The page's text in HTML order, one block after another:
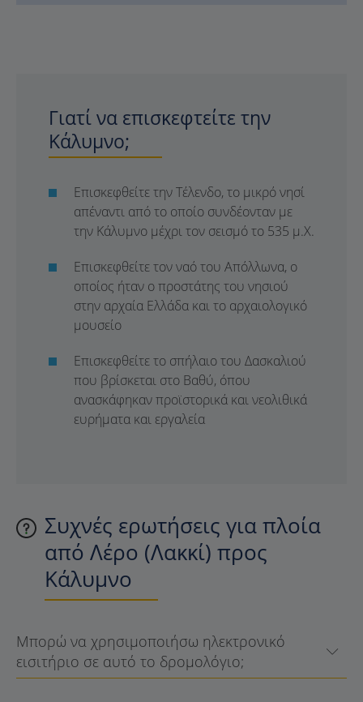
Γιατί να επισκεφτείτε την
Κάλυμνο;
Επισκεφθείτε την Τέλενδο, το μικρό νησί
απέναντι από το οποίο συνδέονταν με
την Κάλυμνο μέχρι τον σεισμό το 535 μ.Χ.
Επισκεφθείτε τον ναό του Απόλλωνα, ο
οποίος ήταν ο προστάτης του νησιού
στην αρχαία Ελλάδα και το αρχαιολογικό
μουσείο
Επισκεφθείτε το σπήλαιο του Δασκαλιού
που βρίσκεται στο Βαθύ, όπου
ανασκάφηκαν προϊστορικά και νεολιθικά
ευρήματα και εργαλεία
Συχνές ερωτήσεις για πλοία
από Λέρο (Λακκί) προς
Κάλυμνο
Μπορώ να χρησιμοποιήσω ηλεκτρονικό
εισιτήριο σε αυτό το δρομολόγιο;